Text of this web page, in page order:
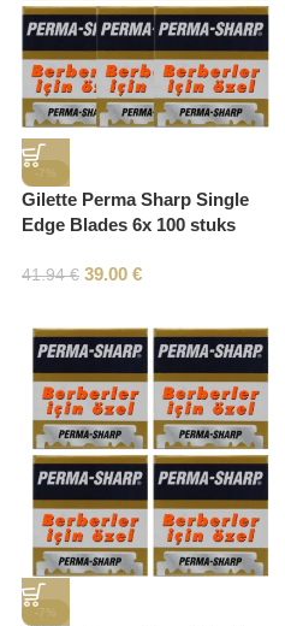
-7%
Gilette Perma Sharp Single
Edge Blades 6x 100 stuks
41.94€ 39.00 €
-7%